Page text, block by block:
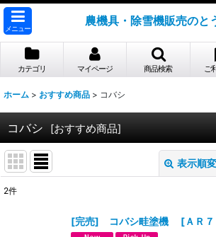
メニュー
農機具・除雪機販売のと
カテゴリ マイページ 商品検索 ご
ホーム > おすすめ商品 > コバシ
コバシ [おすすめ商品]
表示順
2件
[完売] コバシ畦塗機 [ＡＲ